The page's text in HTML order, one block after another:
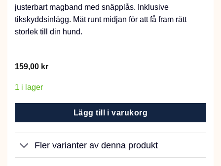
justerbart magband med snäpplås. Inklusive
tikskyddsinlägg. Mät runt midjan för att få fram rätt
storlek till din hund.
159,00 kr
1 i lager
Lägg till i varukorg
Fler varianter av denna produkt